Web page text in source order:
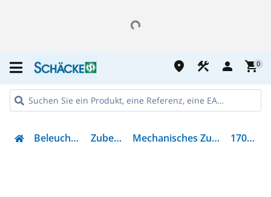
place construction person shopping_cart0
Beleuchtung Zubehör Mechanisches Zubehör 170373